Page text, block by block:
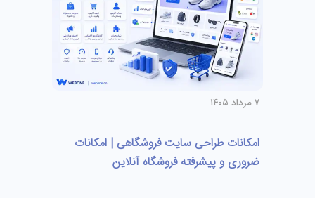
۷ مرداد ۱۴۰۵
امکانات طراحی سایت فروشگاهی | امکانات
ضروری و پیشرفته فروشگاه آنلاین